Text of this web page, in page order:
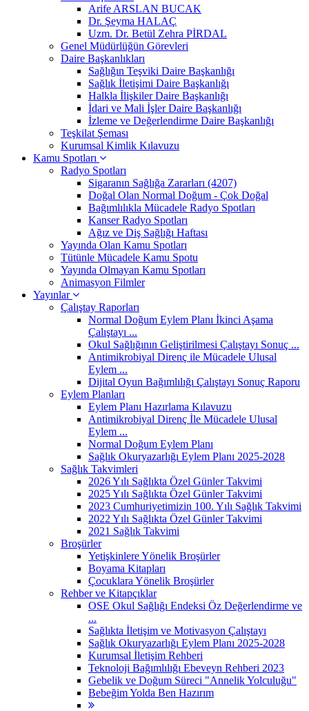
Arife ARSLAN BUCAK
Dr. Şeyma HALAÇ
Uzm. Dr. Betül Zehra PİRDAL
Genel Müdürlüğün Görevleri
Daire Başkanlıkları
Sağlığın Teşviki Daire Başkanlığı
Sağlık İletişimi Daire Başkanlığı
Halkla İlişkiler Daire Başkanlığı
İdari ve Mali İşler Daire Başkanlığı
İzleme ve Değerlendirme Daire Başkanlığı
Teşkilat Şeması
Kurumsal Kimlik Kılavuzu
Kamu Spotları
Radyo Spotları
Sigaranın Sağlığa Zararları (4207)
Doğal Olan Normal Doğum - Çok Doğal
Bağımlılıkla Mücadele Radyo Spotları
Kanser Radyo Spotları
Ağız ve Diş Sağlığı Haftası
Yayında Olan Kamu Spotları
Tütünle Mücadele Kamu Spotu
Yayında Olmayan Kamu Spotları
Animasyon Filmler
Yayınlar
Çalıştay Raporları
Normal Doğum Eylem Planı İkinci Aşama
Çalıştayı ...
Okul Sağlığının Geliştirilmesi Çalıştayı Sonuç ...
Antimikrobiyal Direnç ile Mücadele Ulusal
Eylem ...
Dijital Oyun Bağımlılığı Çalıştayı Sonuç Raporu
Eylem Planları
Eylem Planı Hazırlama Kılavuzu
Antimikrobiyal Direnç İle Mücadele Ulusal
Eylem ...
Normal Doğum Eylem Planı
Sağlık Okuryazarlığı Eylem Planı 2025-2028
Sağlık Takvimleri
2026 Yılı Sağlıkta Özel Günler Takvimi
2025 Yılı Sağlıkta Özel Günler Takvimi
2023 Cumhuriyetimizin 100. Yılı Sağlık Takvimi
2022 Yılı Sağlıkta Özel Günler Takvimi
2021 Sağlık Takvimi
Broşürler
Yetişkinlere Yönelik Broşürler
Boyama Kitapları
Çocuklara Yönelik Broşürler
Rehber ve Kitapçıklar
OSE Okul Sağlığı Endeksi Öz Değerlendirme ve
...
Sağlıkta İletişim ve Motivasyon Çalıştayı
Sağlık Okuryazarlığı Eylem Planı 2025-2028
Kurumsal İletişim Rehberi
Teknoloji Bağımlılığı Ebeveyn Rehberi 2023
Gebelik ve Doğum Süreci "Annelik Yolculuğu"
Bebeğim Yolda Ben Hazırım